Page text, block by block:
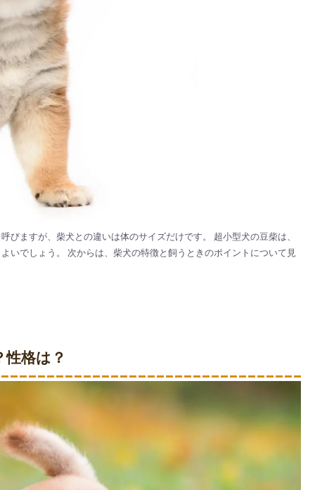
ますが、柴犬との違いは体のサイズだけです。 超小型犬の豆柴は、
いでしょう。 次からは、柴犬の特徴と飼うときのポイントについて見
格は？